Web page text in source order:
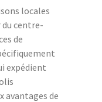
locales
du centre-
de
expédient
avantages de